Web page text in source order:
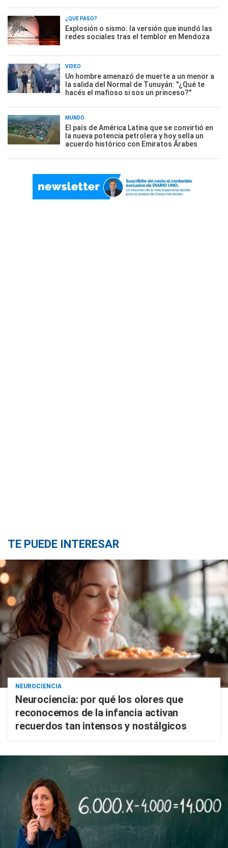
¿QUÉ PASÓ?
Explosión o sismo: la versión que inundó las
redes sociales tras el temblor en Mendoza
VIDEO
Un hombre amenazó de muerte a un menor a
la salida del Normal de Tunuyán: "¿Qué te
hacés el mafioso si sos un princeso?"
MUNDO
El país de América Latina que se convirtió en
la nueva potencia petrolera y hoy sella un
acuerdo histórico con Emiratos Árabes
TE PUEDE INTERESAR
NEUROCIENCIA
Neurociencia: por qué los olores que
reconocemos de la infancia activan
recuerdos tan intensos y nostálgicos